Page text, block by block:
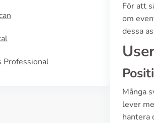
Professional
För att
om
dessa
Många
lever
hantera